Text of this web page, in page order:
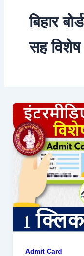
बिहार
सह विशेष
Admit Card